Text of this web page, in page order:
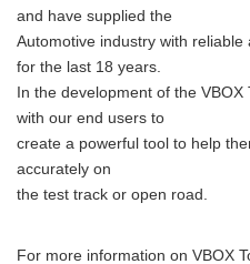
and have supplied the
Automotive industry with
for the last 18 years.
In the development of the
with our end users to
create a powerful tool to help
accurately on
the test track or open road.
For more information on VBOX